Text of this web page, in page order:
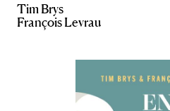
Tim Brys
François Levrau